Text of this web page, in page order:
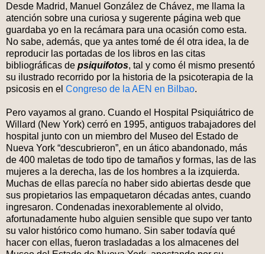
Desde Madrid, Manuel González de Chávez, me llama la
atención sobre una curiosa y sugerente página web que
guardaba yo en la recámara para una ocasión como esta.
No sabe, además, que ya antes tomé de él otra idea, la de
reproducir las portadas de los libros en las citas
bibliográficas de psiquifotos, tal y como él mismo presentó
su ilustrado recorrido por la historia de la psicoterapia de la
psicosis en el Congreso de la AEN en Bilbao.
Pero vayamos al grano. Cuando el Hospital Psiquiátrico de
Willard (New York) cerró en 1995, antiguos trabajadores del
hospital junto con un miembro del Museo del Estado de
Nueva York “descubrieron”, en un ático abandonado, más
de 400 maletas de todo tipo de tamaños y formas, las de las
mujeres a la derecha, las de los hombres a la izquierda.
Muchas de ellas parecía no haber sido abiertas desde que
sus propietarios las empaquetaron décadas antes, cuando
ingresaron. Condenadas inexorablemente al olvido,
afortunadamente hubo alguien sensible que supo ver tanto
su valor histórico como humano. Sin saber todavía qué
hacer con ellas, fueron trasladadas a los almacenes del